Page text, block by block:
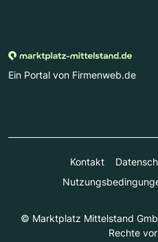
Ein Portal von Firmenweb.de
Kontakt
© Marktplatz Mittelstand
Rechte